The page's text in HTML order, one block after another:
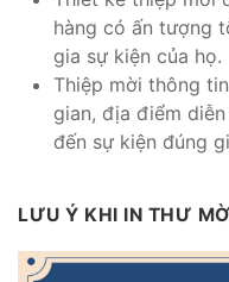
hàng có ấn tượng
gia sự kiện của họ.
Thiệp mời thông
gian, địa điểm
đến sự kiện đúng
LƯU Ý KHI IN THƯ